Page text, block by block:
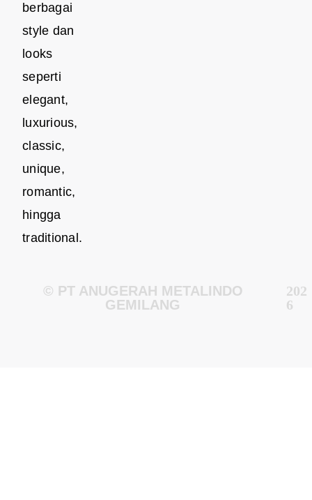
berbagai
style dan
looks
seperti
elegant,
luxurious,
classic,
unique,
romantic,
hingga
traditional.
© PT ANUGERAH METALINDO
GEMILANG
202
6